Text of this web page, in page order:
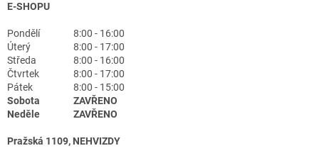
E-SHOPU
Pondělí
8:00 - 16:00
Úterý
8:00 - 17:00
Středa
8:00 - 16:00
Čtvrtek
8:00 - 17:00
Pátek
8:00 - 15:00
Sobota
ZAVŘENO
Neděle
ZAVŘENO
Pražská 1109, NEHVIZDY